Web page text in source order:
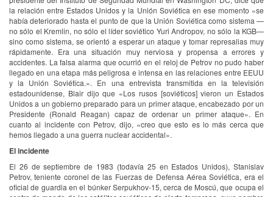
la relación entre Estados Unidos y la Unión Soviética en ese momento «se
había deteriorado hasta el punto de que la Unión Soviética como sistema —
no sólo el Kremlin, no sólo el líder soviético Yuri Andropov, no sólo la KGB—
sino como sistema, se orientó a esperar un ataque y tomar represalias muy
rápidamente. Era una situación muy nerviosa y propensa a errores y
accidentes. La falsa alarma que ocurrió en el reloj de Petrov no pudo haber
llegado en una etapa más peligrosa e intensa en las relaciones entre EEUU
y la Unión Soviética.». En una entrevista transmitida en la televisión
estadounidense, Blair dijo que «Los rusos [soviéticos] vieron un Estados
Unidos a un gobierno preparado para un primer ataque, encabezado por un
Presidente (Ronald Reagan) capaz de ordenar un primer ataque». En
cuanto al incidente con Petrov, dijo, «creo que esto es lo más cerca que
hemos llegado a una guerra nuclear accidental».
El incidente
El 26 de septiembre de 1983 (todavía 25 en Estados Unidos), Stanislav
Petrov, teniente coronel de las Fuerzas de Defensa Aérea Soviética, era el
oficial de guardia en el búnker Serpukhov-15, cerca de Moscú, que ocupa el